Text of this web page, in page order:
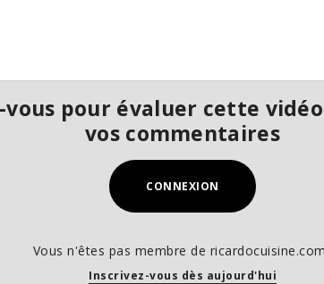
vous pour évaluer cette
vos commentaires
CONNEXION
Vous n'êtes pas membre de
Inscrivez-vous dès aujourd'hui